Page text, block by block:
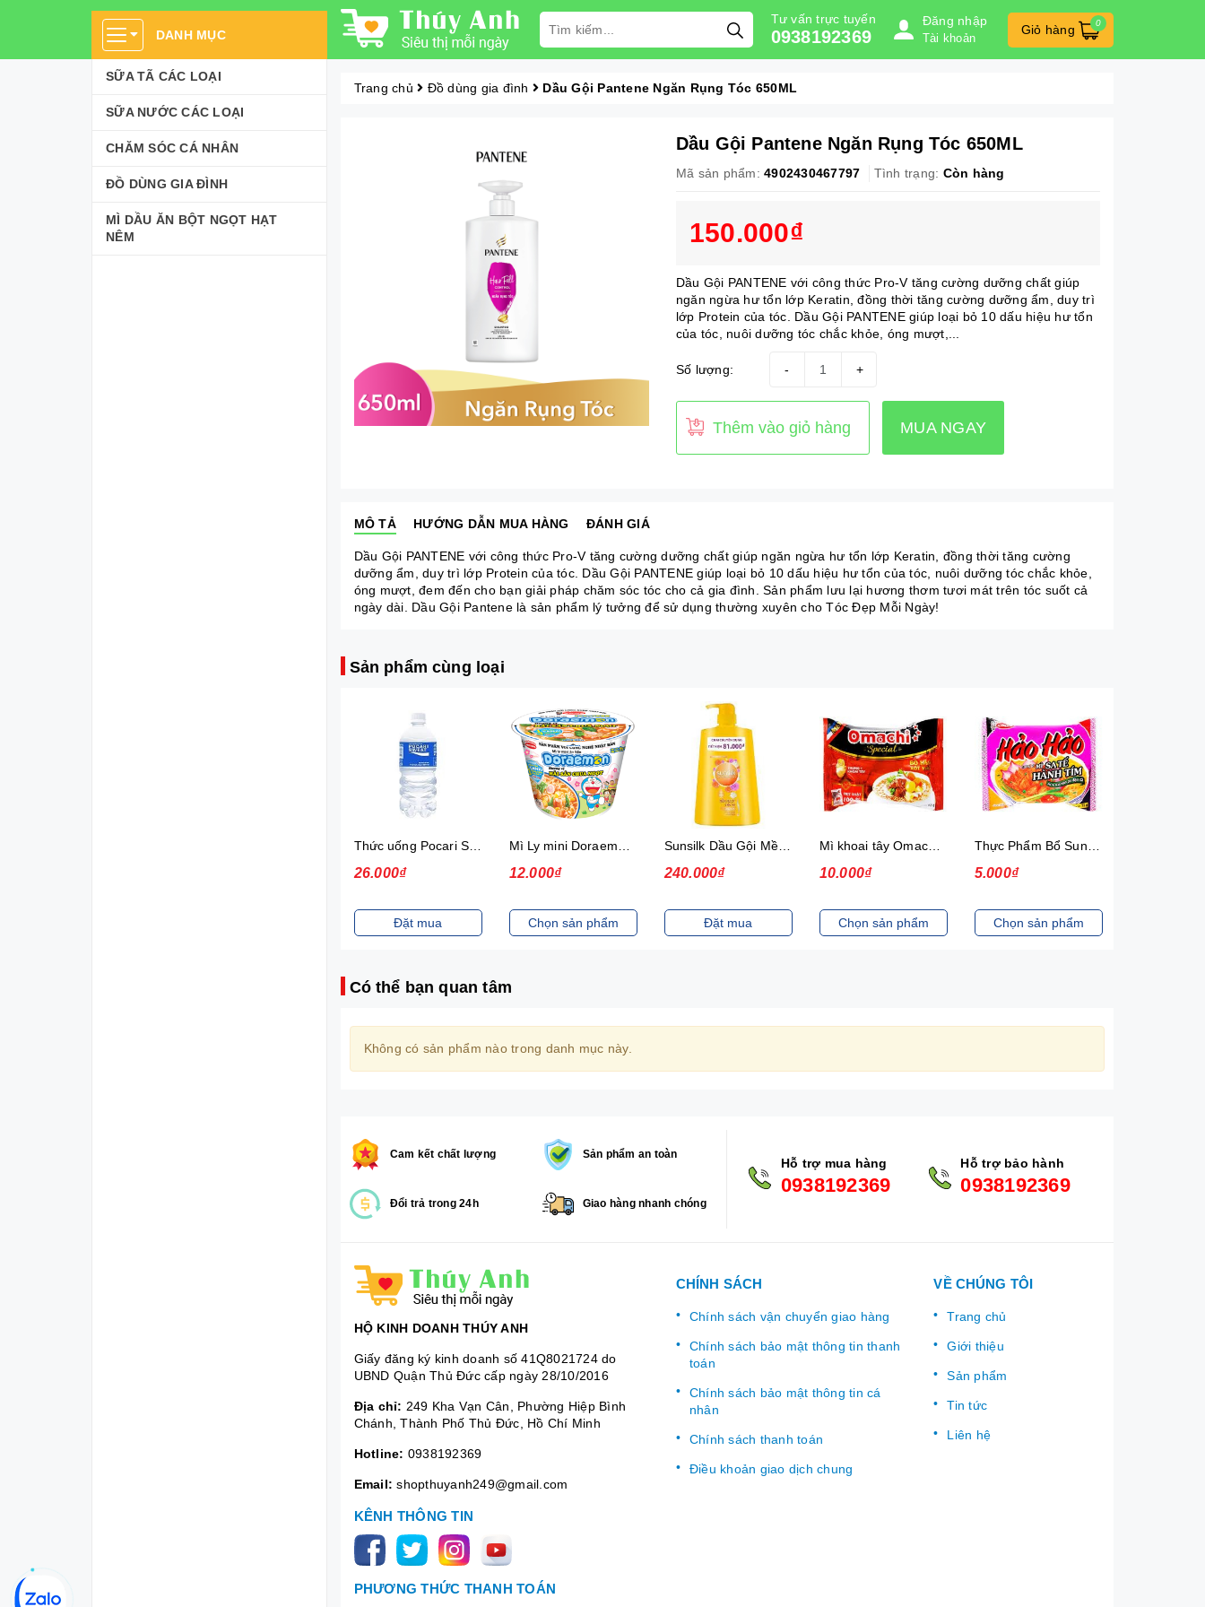
DANH MỤC
SỮA TÃ CÁC LOẠI
SỮA NƯỚC CÁC LOẠI
CHĂM SÓC CÁ NHÂN
ĐỒ DÙNG GIA ĐÌNH
MÌ DẦU ĂN BỘT NGỌT HẠT
NÊM
Tư vấn trực tuyến
0938192369
Đăng nhập
Tài khoản
Giỏ hàng 0
Trang chủ Đồ dùng gia đình Dầu Gội Pantene Ngăn Rụng Tóc 650ML
Dầu Gội Pantene Ngăn Rụng Tóc 650ML
Mã sản phẩm: 4902430467797 Tình trạng: Còn hàng
150.000₫
Dầu Gội PANTENE với công thức Pro-V tăng cường dưỡng chất giúp
ngăn ngừa hư tổn lớp Keratin, đồng thời tăng cường dưỡng ẩm, duy trì
lớp Protein của tóc. Dầu Gội PANTENE giúp loại bỏ 10 dấu hiệu hư tổn
của tóc, nuôi dưỡng tóc chắc khỏe, óng mượt,...
Số lượng: +
-
Thêm vào giỏ hàng MUA NGAY
MÔ TẢ HƯỚNG DẪN MUA HÀNG ĐÁNH GIÁ
Dầu Gội PANTENE với công thức Pro-V tăng cường dưỡng chất giúp ngăn ngừa hư tổn lớp Keratin, đồng thời tăng cường
dưỡng ẩm, duy trì lớp Protein của tóc. Dầu Gội PANTENE giúp loại bỏ 10 dấu hiệu hư tổn của tóc, nuôi dưỡng tóc chắc khỏe,
óng mượt, đem đến cho bạn giải pháp chăm sóc tóc cho cả gia đình. Sản phẩm lưu lại hương thơm tươi mát trên tóc suốt cả
ngày dài. Dầu Gội Pantene là sản phẩm lý tưởng để sử dụng thường xuyên cho Tóc Đẹp Mỗi Ngày!
Sản phẩm cùng loại
26.000₫
Đặt mua
12.000₫
Chọn sản phẩm
240.000₫
Đặt mua
Mì khoai tây Omachi Special bò hầm xốt vang gói 92g (có gói thịt thật)
10.000₫
Chọn sản phẩm
5.000₫
Chọn sản phẩm
Có thể bạn quan tâm
Không có sản phẩm nào trong danh mục này.
Cam kết chất lượng Sản phẩm an toàn
Đổi trả trong 24h Giao hàng nhanh chóng
Hỗ trợ mua hàng
0938192369
Hỗ trợ bảo hành
0938192369
HỘ KINH DOANH THÚY ANH
Giấy đăng ký kinh doanh số 41Q8021724 do
UBND Quận Thủ Đức cấp ngày 28/10/2016
Địa chỉ: 249 Kha Vạn Cân, Phường Hiệp Bình
Chánh, Thành Phố Thủ Đức, Hồ Chí Minh
Hotline: 0938192369
Email: shopthuyanh249@gmail.com
KÊNH THÔNG TIN
PHƯƠNG THỨC THANH TOÁN
CHÍNH SÁCH
Chính sách vận chuyển giao hàng
Chính sách bảo mật thông tin thanh
toán
Chính sách bảo mật thông tin cá
nhân
Chính sách thanh toán
Điều khoản giao dịch chung
VỀ CHÚNG TÔI
Trang chủ
Giới thiệu
Sản phẩm
Tin tức
Liên hệ